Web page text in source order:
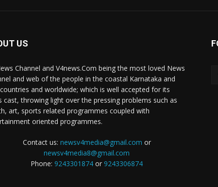
US
Channel and V4news.Com being the most loved News
and web of the people in the coastal Karnataka and
and worldwide; which is well accepted for its
cast, throwing light over the pressing problems such as
art, sports related programmes coupled with
oriented programmes.
Contact us: newsv4media@gmail.com or
newsv4media8@gmail.com
Phone: 9243301874 or 9243306874